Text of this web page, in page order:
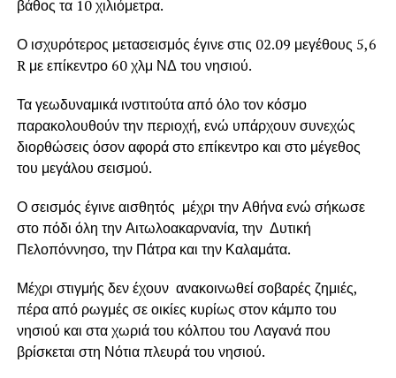
βάθος τα 10 χιλιόμετρα.
Ο ισχυρότερος μετασεισμός έγινε στις 02.09 μεγέθους 5,6
R με επίκεντρο 60 χλμ ΝΔ του νησιού.
Τα γεωδυναμικά ινστιτούτα από όλο τον κόσμο
παρακολουθούν την περιοχή, ενώ υπάρχουν συνεχώς
διορθώσεις όσον αφορά στο επίκεντρο και στο μέγεθος
του μεγάλου σεισμού.
Ο σεισμός έγινε αισθητός μέχρι την Αθήνα ενώ σήκωσε
στο πόδι όλη την Αιτωλοακαρνανία, την Δυτική
Πελοπόννησο, την Πάτρα και την Καλαμάτα.
Μέχρι στιγμής δεν έχουν ανακοινωθεί σοβαρές ζημιές,
πέρα από ρωγμές σε οικίες κυρίως στον κάμπο του
νησιού και στα χωριά του κόλπου του Λαγανά που
βρίσκεται στη Νότια πλευρά του νησιού.